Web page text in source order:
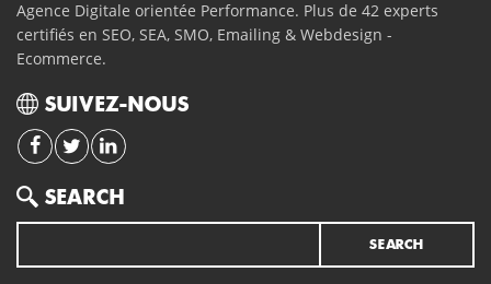
Agence Digitale orientée Performance. Plus de 42 experts
certifiés en SEO, SEA, SMO, Emailing & Webdesign -
Ecommerce.
SUIVEZ-NOUS
SEARCH
Search